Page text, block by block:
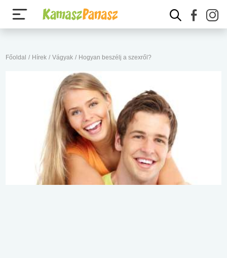
Főoldal / Hírek / Vágyak / Hogyan beszélj a szexről?